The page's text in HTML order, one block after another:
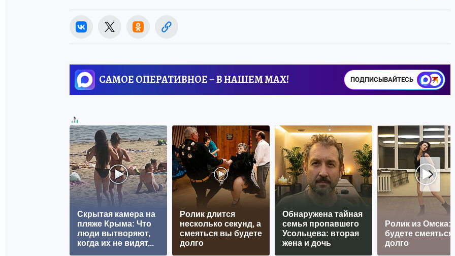
САМОЕ ОПЕРАТИВНОЕ – В НАШЕМ MAX! ПОДПИСЫВАЙТЕСЬ
Скрытая камера на
пляже Крыма: Что
люди вытворяют,
когда их не видят...
Ролик длится
несколько секунд, а
смеяться вы будете
долго
Обнаружена тайная
семья пропавшего
Усольцева: вторая
жена и дочь
Ролик из Омска:
будете смеяться
долго